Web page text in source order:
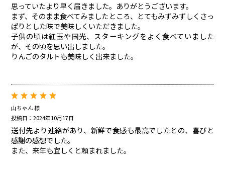
思っていたより早く届きました。ありがとうございます。
まず、そのまま食べてみましたところ、とてもみずみずしくさっ
ぱりとした味で美味しくいただきました。
子供の頃は紅玉や国光、スターキングをよく食べていました
が、その頃を思い出しました。
りんごのタルトも美味しく出来ました。
山ちゃん 様
投稿日：2024年10月17日
送付先より連絡があり、新鮮で食感も最高でしたとの、喜びと
感謝の感想でした。
また、来年も宜しくと頼まれました。